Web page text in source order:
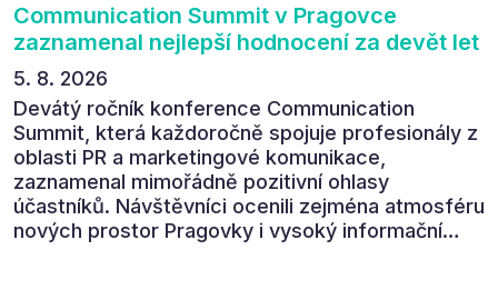
Communication Summit v Pragovce
zaznamenal nejlepší hodnocení za devět let
5. 8. 2026
Devátý ročník konference Communication
Summit, která každoročně spojuje profesionály z
oblasti PR a marketingové komunikace,
zaznamenal mimořádně pozitivní ohlasy
účastníků. Návštěvníci ocenili zejména atmosféru
nových prostor Pragovky i vysoký informační